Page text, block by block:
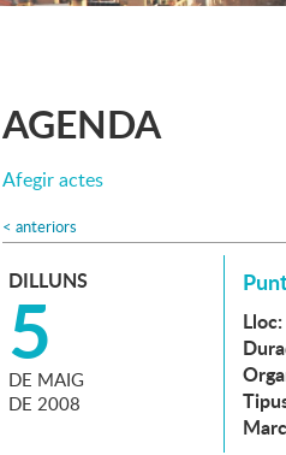
AGENDA
Afegir actes
< anteriors
DILLUNS
5
DE MAIG
DE 2008
Lloc: